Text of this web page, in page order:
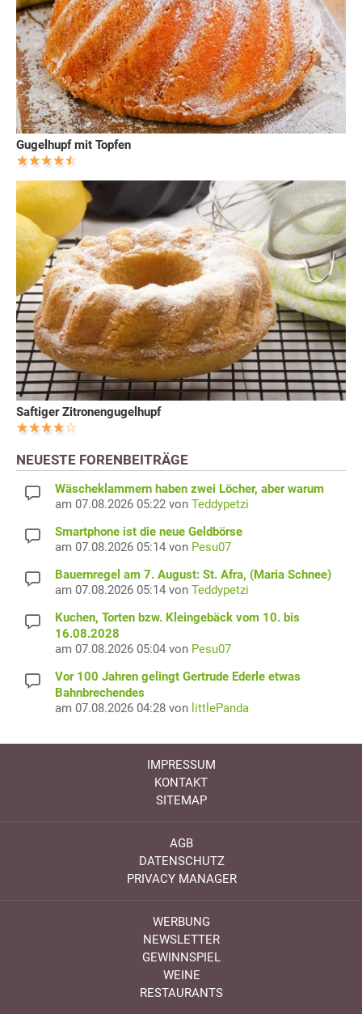
Gugelhupf mit Topfen
Saftiger Zitronengugelhupf
NEUESTE FORENBEITRÄGE
Wäscheklammern haben zwei Löcher, aber warum
am 07.08.2026 05:22 von Teddypetzi
Smartphone ist die neue Geldbörse
am 07.08.2026 05:14 von Pesu07
Bauernregel am 7. August: St. Afra, (Maria Schnee)
am 07.08.2026 05:14 von Teddypetzi
Kuchen, Torten bzw. Kleingebäck vom 10. bis
16.08.2028
am 07.08.2026 05:04 von Pesu07
Vor 100 Jahren gelingt Gertrude Ederle etwas
Bahnbrechendes
am 07.08.2026 04:28 von littlePanda
IMPRESSUM
KONTAKT
SITEMAP
AGB
DATENSCHUTZ
PRIVACY MANAGER
WERBUNG
NEWSLETTER
GEWINNSPIEL
WEINE
RESTAURANTS